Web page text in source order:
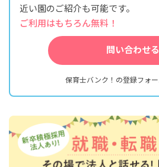
近い園のご紹介も可能です。
ご利用はもちろん無料！
問い合わせる
保育士バンク！の登録フォ